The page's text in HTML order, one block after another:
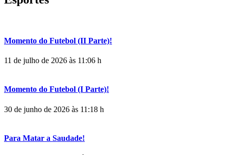
Momento do Futebol (II Parte)!
11 de julho de 2026 às 11:06 h
Momento do Futebol (I Parte)!
30 de junho de 2026 às 11:18 h
Para Matar a Saudade!